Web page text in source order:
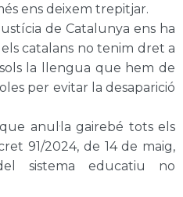
ens deixem trepitjar.
de Catalunya ens ha
catalans no tenim dret a
la llengua que hem de
per evitar la desaparició
anul·la gairebé tots els
91/2024, de 14 de maig,
sistema educatiu no